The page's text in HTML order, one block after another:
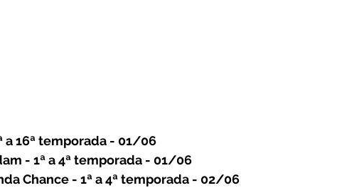
a 16ª temporada - 01/06
- 1ª a 4ª temporada - 01/06
Chance - 1ª a 4ª temporada - 02/06